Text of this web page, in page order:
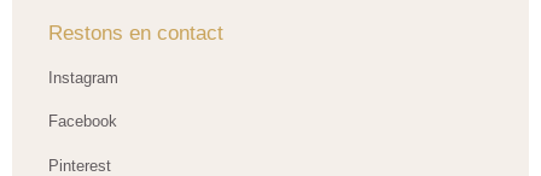
Restons en contact
Instagram
Facebook
Pinterest